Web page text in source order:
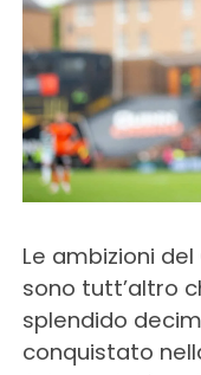
Le ambizioni
sono tutt’altro
splendido
conquistato